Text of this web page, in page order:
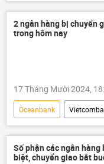
Ngân hàng Nhà nước VN
2 ngân hàng bị chuyển
trong hôm nay
17 Tháng Mười 2024,
Oceanbank
Việt Nam
Kinh tế
Ngân hàng Nhà nước
Số phận các ngân
biệt, chuyển giao bắt